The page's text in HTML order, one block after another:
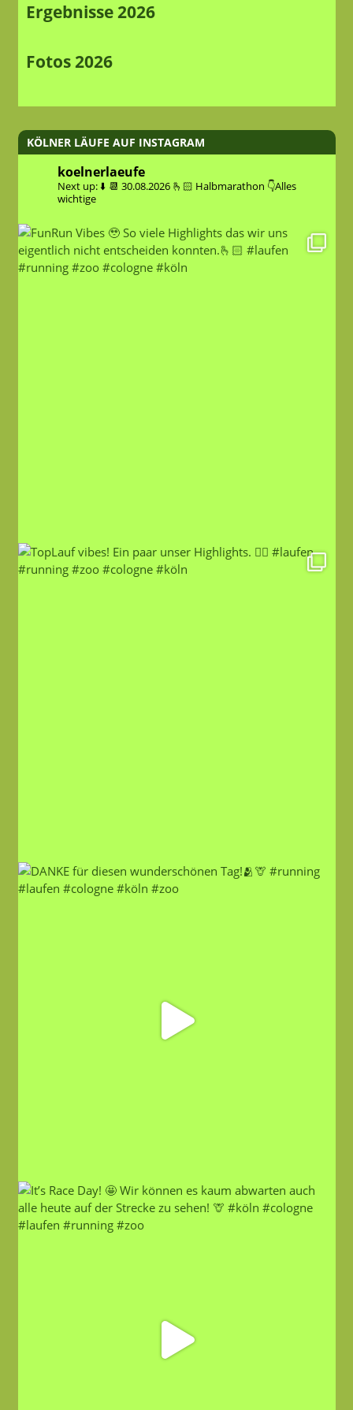
Ergebnisse 2026
Fotos 2026
KÖLNER LÄUFE AUF INSTAGRAM
koelnerlaeufe
Next up: ⬇️ 📆 30.08.2026 🫰🏻 Halbmarathon 👇Alles
wichtige